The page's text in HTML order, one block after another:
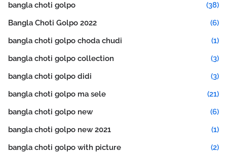
bangla choti golpo
(38)
Bangla Choti Golpo 2022
(6)
bangla choti golpo choda chudi
(1)
bangla choti golpo collection
(3)
bangla choti golpo didi
(3)
bangla choti golpo ma sele
(21)
bangla choti golpo new
(6)
bangla choti golpo new 2021
(1)
bangla choti golpo with picture
(2)